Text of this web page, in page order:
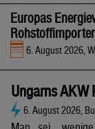
Europas
6. August 2026,
Ungarns AKW
6. August 2026,